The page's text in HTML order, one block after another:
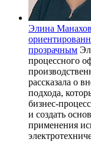
Элина
прозрачным
процессного
рассказала о
подхода,
и создать
применения